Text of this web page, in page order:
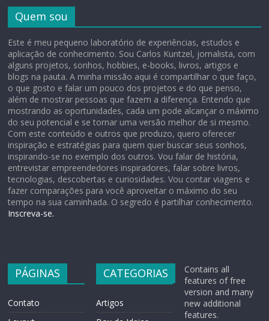
Quem sou
Este é meu pequeno laboratório de experiências, estudos e
aplicação de conhecimento. Sou Carlos Kuntzel, jornalista, com
alguns projetos, sonhos, hobbies, e-books, livros, artigos e
blogs na pauta. A minha missão aqui é compartilhar o que faço,
o que gosto e falar um pouco dos projetos e do que penso,
além de mostrar pessoas que fazem a diferença. Entendo que
mostrando as oportunidades, cada um pode alcançar o máximo
do seu potencial e se tornar uma versão melhor de si mesmo.
Com este conteúdo e outros que produzo, quero oferecer
inspiração e estratégias para quem quer buscar seus sonhos,
inspirando-se no exemplo dos outros. Vou falar de história,
entrevistar empreendedores inspiradores, falar sobre livros,
tecnologias, descobertas e curiosidades. Vou contar viagens e
fazer comparações para você aproveitar o máximo do seu
tempo na sua caminhada. O segredo é partilhar conhecimento.
Inscreva-se.
PÁGINAS
Contato
CATEGORIAS
Artigos
Contains all
features of free
version and many
new additional
features.